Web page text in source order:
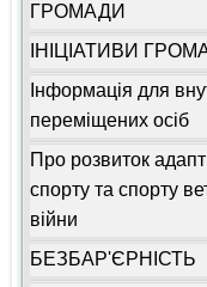
ГРОМАДИ
ІНІЦІАТИВИ
Інформація для
переміщених осіб
Про розвиток
спорту та спорту
війни
БЕЗБАР'ЄРНІСТЬ